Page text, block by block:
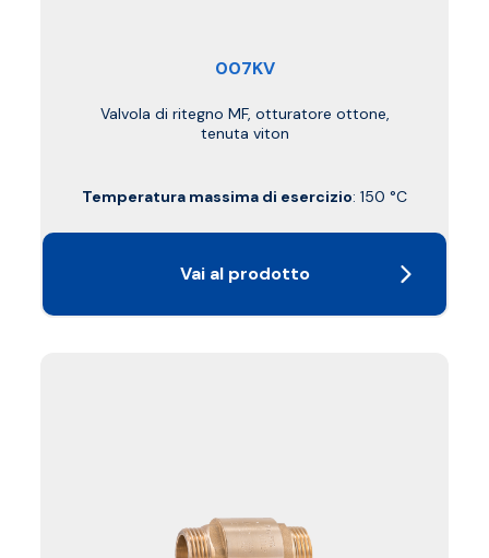
007KV
Valvola di ritegno MF, otturatore ottone,
tenuta viton
Temperatura massima di esercizio: 150 °C
Vai al prodotto